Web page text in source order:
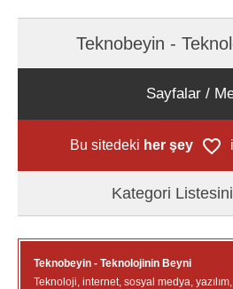
Teknobeyin -
Sayfalar /
Bu sitedeki her şey
Kategori
Teknobeyin - Teknolojinin Beyni
Teknoloji, internet, sosyal medya,